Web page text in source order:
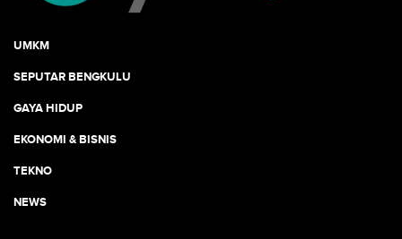
UMKM
SEPUTAR BENGKULU
GAYA HIDUP
EKONOMI & BISNIS
TEKNO
NEWS